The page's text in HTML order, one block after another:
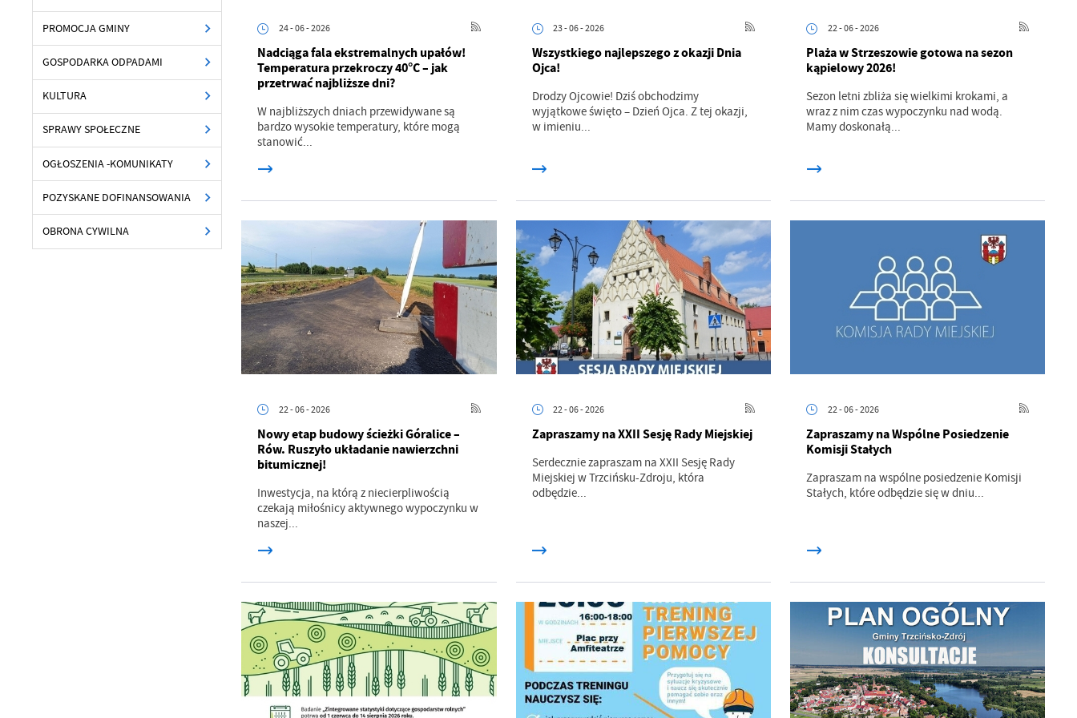
PROMOCJA GMINY
GOSPODARKA ODPADAMI
KULTURA
SPRAWY SPOŁECZNE
OGŁOSZENIA -KOMUNIKATY
POZYSKANE DOFINANSOWANIA
OBRONA CYWILNA
24 - 06 - 2026
Nadciąga fala ekstremalnych upałów!
Temperatura przekroczy 40°C – jak
przetrwać najbliższe dni?
W najbliższych dniach przewidywane są
bardzo wysokie temperatury, które mogą
stanowić...
23 - 06 - 2026
Wszystkiego najlepszego z okazji Dnia
Ojca!
Drodzy Ojcowie! Dziś obchodzimy
wyjątkowe święto – Dzień Ojca. Z tej okazji,
w imieniu...
22 - 06 - 2026
Plaża w Strzeszowie gotowa na sezon
kąpielowy 2026!
Sezon letni zbliża się wielkimi krokami, a
wraz z nim czas wypoczynku nad wodą.
Mamy doskonałą...
22 - 06 - 2026
Nowy etap budowy ścieżki Góralice –
Rów. Ruszyło układanie nawierzchni
bitumicznej!
Inwestycja, na którą z niecierpliwością
czekają miłośnicy aktywnego wypoczynku w
naszej...
22 - 06 - 2026
Zapraszamy na XXII Sesję Rady Miejskiej
Serdecznie zapraszam na XXII Sesję Rady
Miejskiej w Trzcińsku-Zdroju, która
odbędzie...
22 - 06 - 2026
Zapraszamy na Wspólne Posiedzenie
Komisji Stałych
Zapraszam na wspólne posiedzenie Komisji
Stałych, które odbędzie się w dniu...
Ustawienia
Szanujemy Twoją prywatność. Możesz zmienić ustawienia cookies lub zaakceptować je
wszystkie. W dowolnym momencie możesz dokonać zmiany swoich ustawień.
Niezbędne
Niezbędne pliki cookies służą do prawidłowego funkcjonowania strony internetowej i